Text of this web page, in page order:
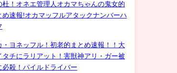
杜！オネエ管理人オカマちゃんの鬼女的
め速報!オカマッフルアタックナンバーハ
・ヨネッフル！初老的まとめ速報！！大
タチにラリアット！害獣神アリ・ガー被
必殺！パイルドライバー